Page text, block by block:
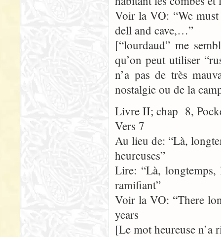
Voir la VO: “We
dell and cave,…”
[“lourdaud” me
qu’on peut utiliser
n’a pas de très
nostalgie ou de la
Livre II; chap 8,
Vers 7
Au lieu de: “Là,
heureuses”
Lire: “Là, longtemps,
ramifiant”
Voir la VO: “There
years
[Le mot heureuse n’a